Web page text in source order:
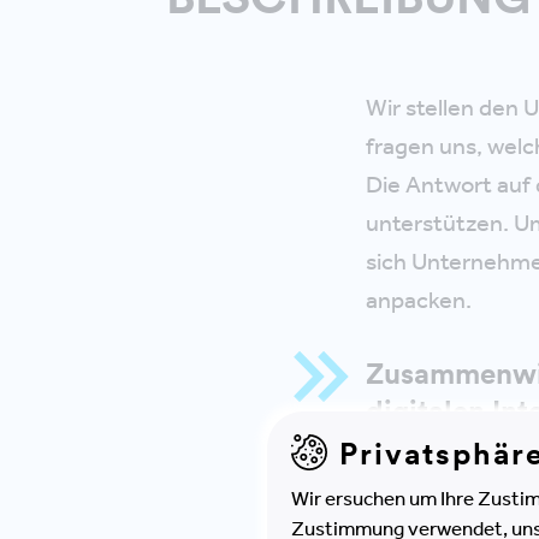
Wir stellen den
fragen uns,
Die Antwort auf
unterstützen.
sich
anpacken.
digitalen
Die
Wir ersuchen um Ihre
Zustimmung verwendet,